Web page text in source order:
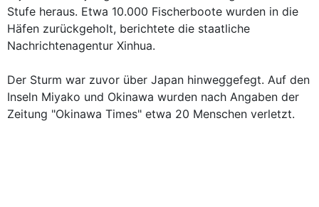
Stufe heraus. Etwa 10.000 Fischerboote wurden in die
Häfen zurückgeholt, berichtete die staatliche
Nachrichtenagentur Xinhua.
Der Sturm war zuvor über Japan hinweggefegt. Auf den
Inseln Miyako und Okinawa wurden nach Angaben der
Zeitung "Okinawa Times" etwa 20 Menschen verletzt.